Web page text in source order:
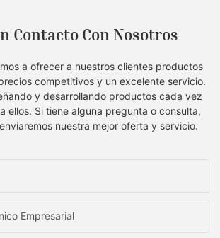
Contacto Con Nosotros
a ofrecer a nuestros clientes productos
competitivos y un excelente servicio.
y desarrollando productos cada vez
ellos. Si tiene alguna pregunta o consulta,
nuestra mejor oferta y servicio.
Empresarial